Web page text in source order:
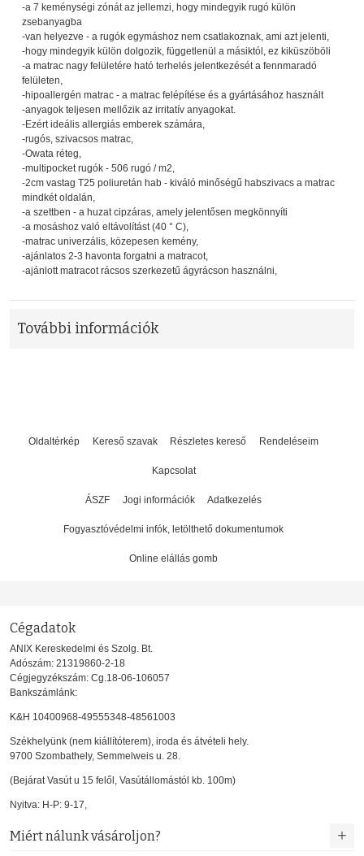
-a 7 keménységi zónát az jellemzi, hogy mindegyik rugó külön
zsebanyagba
-van helyezve - a rugók egymáshoz nem csatlakoznak, ami azt jelenti,
-hogy mindegyik külön dolgozik, függetlenül a másiktól, ez kiküszöböli
-a matrac nagy felületére ható terhelés jelentkezését a fennmaradó
felületen,
-hipoallergén matrac - a matrac felépítése és a gyártásához használt
-anyagok teljesen mellőzik az irritatív anyagokat.
-Ezért ideális allergiás emberek számára,
-rugós, szivacsos matrac,
-Owata réteg,
-multipocket rugók - 506 rugó / m2,
-2cm vastag T25 poliuretán hab - kiváló minőségű habszivacs a matrac
mindkét oldalán,
-a szettben - a huzat cipzáras, amely jelentősen megkönnyíti
-a mosáshoz való eltávolítást (40 ° C),
-matrac univerzális, közepesen kemény,
-ajánlatos 2-3 havonta forgatni a matracot,
-ajánlott matracot rácsos szerkezetű ágyrácson használni,
További információk
Oldaltérkép Kereső szavak Részletes kereső Rendeléseim
Kapcsolat
ÁSZF Jogi információk Adatkezelés
Fogyasztóvédelmi infók, letölthető dokumentumok
Online elállás gomb
Cégadatok
ANIX Kereskedelmi és Szolg. Bt.
Adószám: 21319860-2-18
Cégjegyzékszám: Cg.18-06-106057
Bankszámlánk:
K&H 10400968-49555348-48561003
Székhelyünk (nem kiállítóterem), iroda és átvételi hely.
9700 Szombathely, Semmelweis u. 28.
(Bejárat Vasút u 15 felől, Vasútállomástól kb. 100m)
Nyitva: H-P: 9-17,
Miért nálunk vásároljon?